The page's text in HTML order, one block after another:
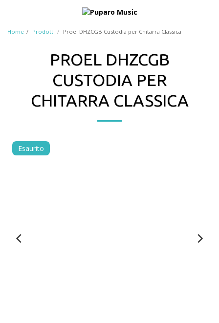
Home Prodotti Proel DHZCGB Custodia per Chitarra Classica
PROEL DHZCGB
CUSTODIA PER
CHITARRA CLASSICA
Esaurito